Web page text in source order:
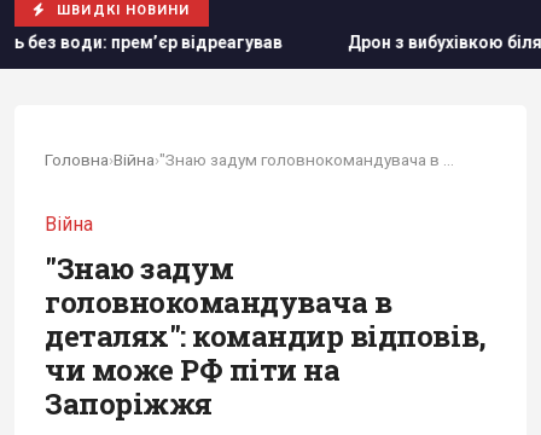
ШВИДКІ НОВИНИ
Дрон з вибухівкою біля українського Ан-24 в
Головна›Війна›
Війна
"Знаю задум
головнокомандувача в
деталях": командир відповів,
чи може РФ піти на
Запоріжжя